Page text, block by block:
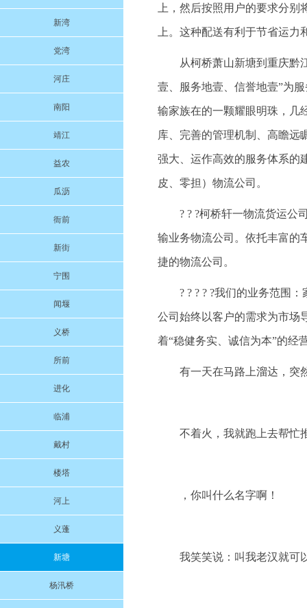
新湾
党湾
河庄
南阳
靖江
益农
瓜沥
衙前
新街
宁围
闻堰
义桥
所前
进化
临浦
戴村
楼塔
河上
义蓬
新塘
杨汛桥
上，然后按照用户的要求分
上。这种配送有利于节省运
从柯桥萧山新塘到重庆黔
壹、服务地壹、信誉地壹”为
输家族在的一颗耀眼明珠，几
库、完善的管理机制、高瞻远
强大、运作高效的服务体系的
皮、零担）物流公司。
? ? ?柯桥轩一物流货运公
输业务物流公司。依托丰富的
捷的物流公司。
? ? ? ? ?我们的业务范围
公司始终以客户的需求为市场
着“稳健务实、诚信为本”的经
有一天在马路上溜达，突
不着火，我就跑上去帮忙
，你叫什么名字啊！
我笑笑说：叫我老汉就可